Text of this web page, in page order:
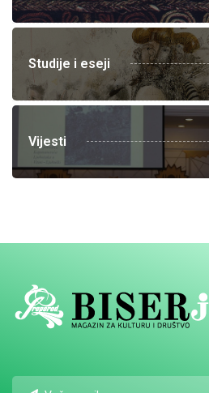
Studije i eseji
Vijesti